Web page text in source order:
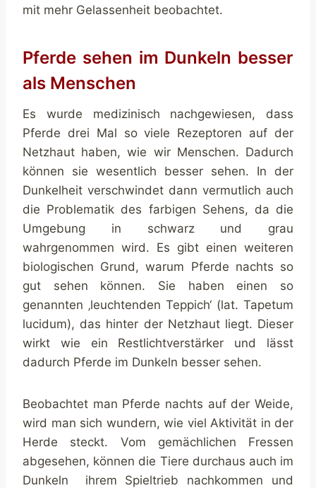
mit mehr Gelassenheit beobachtet.
Pferde sehen im Dunkeln besser
als Menschen
Es wurde medizinisch nachgewiesen, dass
Pferde drei Mal so viele Rezeptoren auf der
Netzhaut haben, wie wir Menschen. Dadurch
können sie wesentlich besser sehen. In der
Dunkelheit verschwindet dann vermutlich auch
die Problematik des farbigen Sehens, da die
Umgebung in schwarz und grau
wahrgenommen wird. Es gibt einen weiteren
biologischen Grund, warum Pferde nachts so
gut sehen können. Sie haben einen so
genannten ‚leuchtenden Teppich‘ (lat. Tapetum
lucidum), das hinter der Netzhaut liegt. Dieser
wirkt wie ein Restlichtverstärker und lässt
dadurch Pferde im Dunkeln besser sehen.
Beobachtet man Pferde nachts auf der Weide,
wird man sich wundern, wie viel Aktivität in der
Herde steckt. Vom gemächlichen Fressen
abgesehen, können die Tiere durchaus auch im
Dunkeln ihrem Spieltrieb nachkommen und